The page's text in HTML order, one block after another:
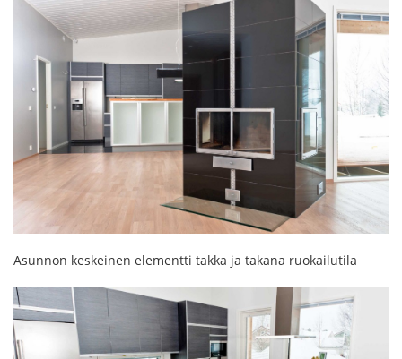
Asunnon keskeinen elementti takka ja takana ruokailutila